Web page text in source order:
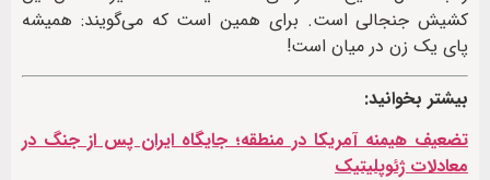
کشیش جنجالی است. برای همین است که می‌گویند: همیشه
پای یک زن در میان است!
بیشتر بخوانید:
تضعیف هیمنه آمریکا در منطقه؛ جایگاه ایران پس از جنگ در
معادلات ژئوپلیتیک